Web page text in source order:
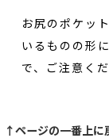
お尻のポケッ
いるものの形
で、ご注意くだ
↑ページの一番上に